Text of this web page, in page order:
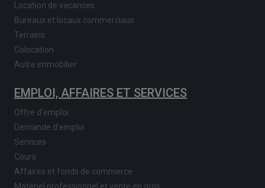
Location de vacances
Bureaux et locaux commerciaux
Terrains
Colocation
Autre immobilier
EMPLOI, AFFAIRES ET SERVICES
Offre d'emploi
Demande d'emploi
Services
Cours
Affaires et fonds de commerce